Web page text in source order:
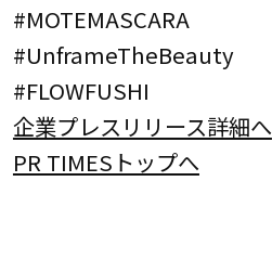
#MOTEMASCARA
#UnframeTheBeauty
#FLOWFUSHI
企業プレスリリース詳細へ
PR TIMESトップへ